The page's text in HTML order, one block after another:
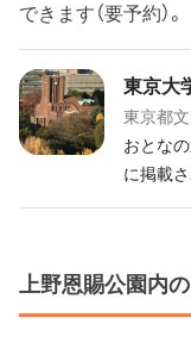
できます（要予約）。
東京大
東京都
おとな
に掲載
上野恩賜公園内